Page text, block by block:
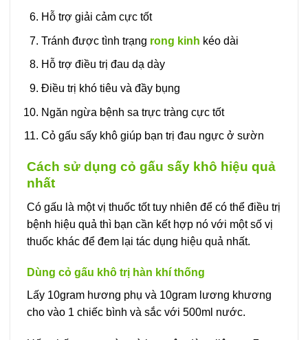
Hỗ trợ giải cảm cực tốt
Tránh được tình trạng rong kinh kéo dài
Hỗ trợ điều trị đau dạ dày
Điều trị khó tiêu và đầy bụng
Ngăn ngừa bệnh sa trực tràng cực tốt
Cỏ gấu sấy khô giúp bạn trị đau ngực ở sườn
Cách sử dụng cỏ gấu sấy khô hiệu quả
nhất
Có gấu là một vị thuốc tốt tuy nhiên để có thể điều trị
bệnh hiệu quả thì bạn cần kết hợp nó với một số vị
thuốc khác để đem lại tác dụng hiệu quả nhất.
Dùng cỏ gấu khô trị hàn khí thống
Lấy 10gram hương phụ và 10gram lương khương
cho vào 1 chiếc bình và sắc với 500ml nước.